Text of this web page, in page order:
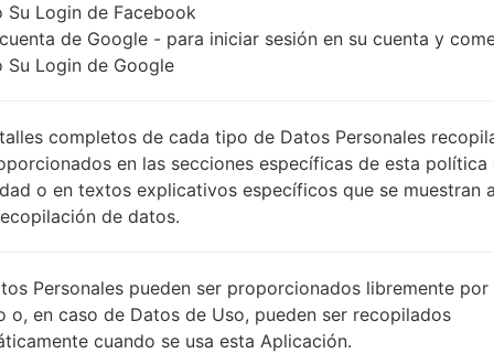
Comparar
Su Login de Facebook
de Google - para iniciar sesión en su cuenta y
Su Login de Google
completos de cada tipo de Datos Personales
en las secciones específicas de esta política
o en textos explicativos específicos que se muestran
de datos.
Personales pueden ser proporcionados libremente por
o, en caso de Datos de Uso, pueden ser recopilados
cuando se usa esta Aplicación.